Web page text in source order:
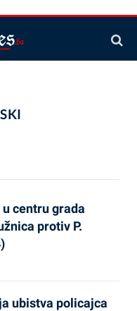
centru grada
protiv P.
ubistva policajca